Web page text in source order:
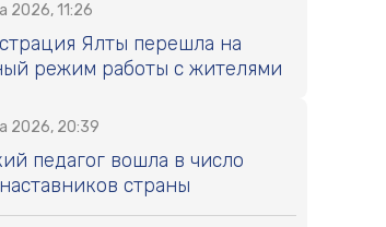
2026, 11:26
Ялты перешла на
режим работы с жителями
2026, 20:39
педагог вошла в число
страны